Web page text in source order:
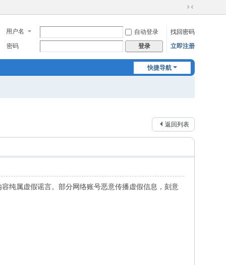
切
到
窄
用户名 自动登录
找回密码
密码
登录 立即注册
快捷导航
返回列表
纯属虚假谣言。部分网络账号恶意传播虚假信息，刻意